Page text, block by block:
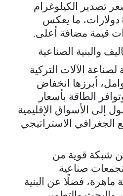
تصدير الكيلوغرام
مستوى قياسيًا بلغ 8.1 دولارات، ما يعكس
قيمة مضافة أعلى.
والبنية الصناعية
لصناعة الآلات التركية
أبرزها انخفاض
الطاقة بأسعار
إلى الأسواق الإقليمية
الجغرافي الاستراتيجي
شبكة قوية من
صناعية
فضلًا عن البنية